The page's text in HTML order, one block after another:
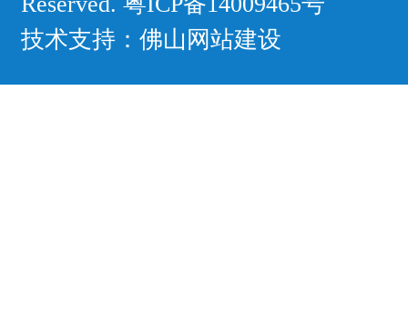
技术支持： 佛山网站建设